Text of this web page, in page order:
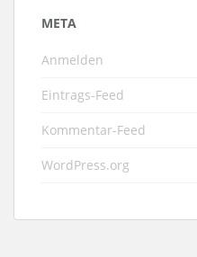
META
Anmelden
Eintrags-Feed
Kommentar-Feed
WordPress.org